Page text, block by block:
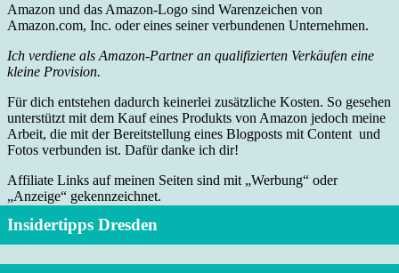
Amazon und das Amazon-Logo sind Warenzeichen von
Amazon.com, Inc. oder eines seiner verbundenen Unternehmen.
Ich verdiene als Amazon-Partner an qualifizierten Verkäufen eine
kleine Provision.
Für dich entstehen dadurch keinerlei zusätzliche Kosten. So gesehen
unterstützt mit dem Kauf eines Produkts von Amazon jedoch meine
Arbeit, die mit der Bereitstellung eines Blogposts mit Content und
Fotos verbunden ist. Dafür danke ich dir!
Affiliate Links auf meinen Seiten sind mit „Werbung“ oder
„Anzeige“ gekennzeichnet.
Insidertipps Dresden